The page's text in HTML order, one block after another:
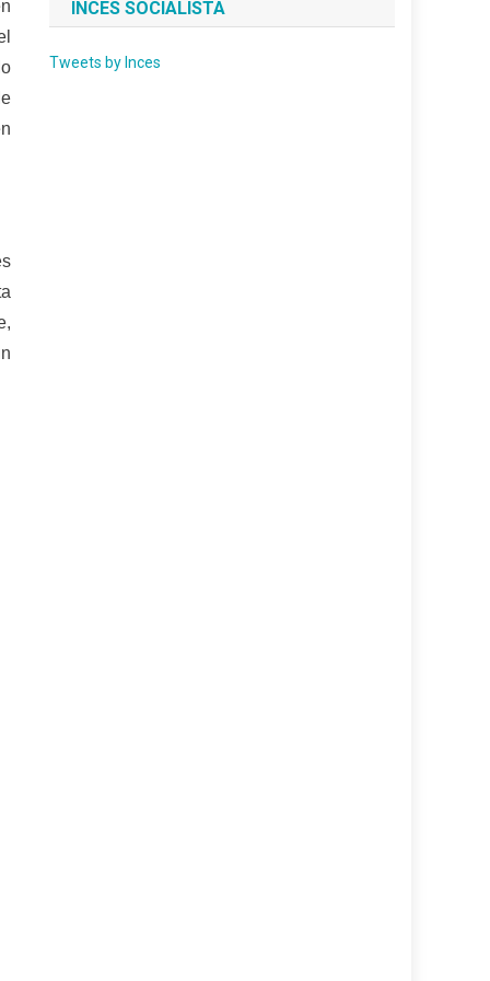
INCES SOCIALISTA
Tweets by Inces